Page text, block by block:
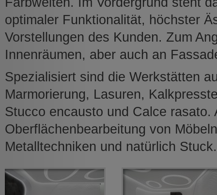
optimaler Funktionalität, höchster
Vorstellungen des Kunden. Zum
Innenräumen, aber auch an
Spezialisiert sind die Werkstätten
Marmorierung, Lasuren,
Stucco encausto und Calce
Oberflächenbearbeitung von
Metalltechniken und natürlich Stuck.